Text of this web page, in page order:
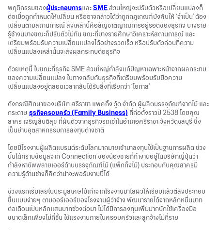
พฤติกรรมของผู้ประกอบการและSMEส่วนใหญ่จะปรับตัวหรือเปลี่ยนแปลงก็
ต่อเมื่อถูกกำหนดให้เปลี่ยน หรืออาจกล่าวได้ว่าถูกกฎเกณฑ์บังคับให้ ‘จำเป็น’ ต้อง
เปลี่ยนตามสถานการณ์ สิ่งเหล่านี้คือสัญชาตญาณการอยู่รอดของธุรกิจ บางราย
รู้ช้าจนบางขณะก็ปรับตัวไม่ทัน ขณะที่บางรายศึกษาวิเคราะห์สถานการณ์ และ
เตรียมพร้อมรับความเปลี่ยนแปลงได้อย่างรวดเร็ว หรือปรับตัวก่อนที่ความ
เปลี่ยนแปลงเหล่านั้นจะส่งผลกระทบต่อธุรกิจ
ด้วยเหตุนี้ ในขณะที่ธุรกิจ SME ส่วนใหญ่กำลังแก้ปัญหาเฉพาะหน้าจากผลกระทบ
ของความเปลี่ยนแปลง ในทางกลับกันธุรกิจที่เตรียมพร้อมรับมือความ
เปลี่ยนแปลงอยู่ตลอดเวลากลับได้รับสิ่งที่เรียกว่า ‘โอกาส’
ดังกรณีศึกษาของบริษัท ศรีราชา แพคกิ้ง วู้ด จำกัด ผู้ผลิตบรรจุภัณฑ์จากไม้ และ
กระดาษ ธุรกิจครอบครัว (Family Business) ที่ก่อตั้งราวปี 2538 โดยคุณ
สาคร เจริญสันติสุข ที่ผันตัวจากธุรกิจรถเช่าในอำเภอศรีราชา จังหวัดชลบุรี ซึ่ง
เป็นย่านอุตสาหกรรมการลงทุนต่างชาติ
โดยมีโรงงานผู้ผลิตแบรนด์ระดับโลกมากมายเข้ามาลงทุนใช้เป็นฐานการผลิต ช่วง
นั้นได้ทราบข้อมูลจาก Connection ของน้องชายที่ทำงานอยู่ในบริษัทญี่ปุ่นว่า
กำลังหาซัพพลายเออร์ด้านบรรจุภัณฑ์ไม้ (แพ็กกิ้งไม้) ประกอบกับคุณสาครมี
ความรู้ด้านช่างก็คิดว่าน่าจะพอรับงานนี้ได้
ช่วงแรกเริ่มเลยไปประมูลเศษไม้เก่าจากโรงงานมาไสผิวให้เรียบแล้วตีลังประกอบ
ขึ้นแบบง่ายๆ ตามออร์เออร์ของโรงงานผู้ว่าจ้าง พัฒนารายได้จากหลักหมื่นบาท
ต่อเดือนเป็นหลักแสนบาทช่วงต่อมา ไม่ได้มีการลงทุนเพิ่มมากนักใช้เครื่องมือ
ขนาดเล็กเพียงไม่กี่ชิ้น ใช้แรงงานภายในครอบครัวและลูกจ้างไม่กี่ราย